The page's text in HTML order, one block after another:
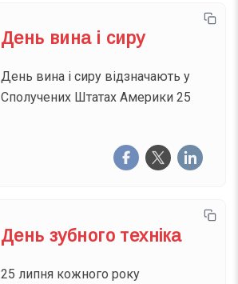
День вина і сиру
День вина і сиру відзначають у
Сполучених Штатах Америки 25
День зубного техніка
25 липня кожного року